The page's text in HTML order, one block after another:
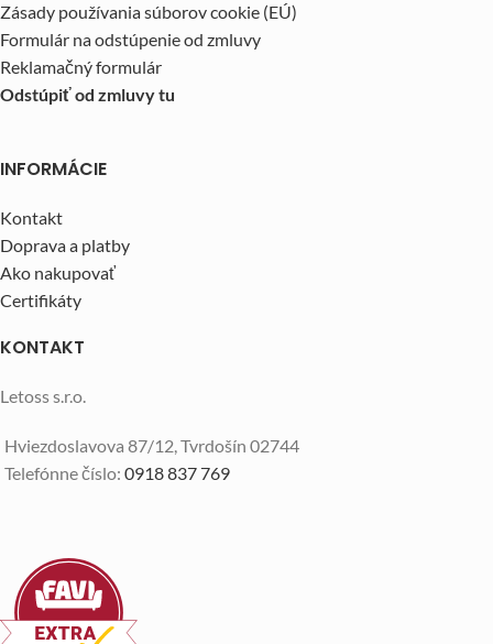
Zásady používania súborov cookie (EÚ)
Formulár na odstúpenie od zmluvy
Reklamačný formulár
Odstúpiť od zmluvy tu
INFORMÁCIE
Kontakt
Doprava a platby
Ako nakupovať
Certifikáty
KONTAKT
Letoss s.r.o.
Hviezdoslavova 87/12, Tvrdošín 02744
Telefónne číslo: 0918 837 769